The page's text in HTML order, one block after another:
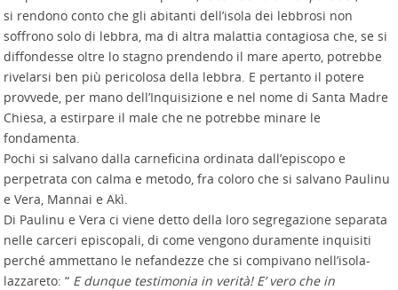
si rendono conto che gli abitanti dell’isola dei lebbrosi non
soffrono solo di lebbra, ma di altra malattia contagiosa che, se si
diffondesse oltre lo stagno prendendo il mare aperto, potrebbe
rivelarsi ben più pericolosa della lebbra. E pertanto il potere
provvede, per mano dell’Inquisizione e nel nome di Santa Madre
Chiesa, a estirpare il male che ne potrebbe minare le
fondamenta.
Pochi si salvano dalla carneficina ordinata dall’episcopo e
perpetrata con calma e metodo, fra coloro che si salvano Paulinu
e Vera, Mannai e Akì.
Di Paulinu e Vera ci viene detto della loro segregazione separata
nelle carceri episcopali, di come vengono duramente inquisiti
perché ammettano le nefandezze che si compivano nell’isola-
lazzareto: “ E dunque testimonia in verità! E’ vero che in